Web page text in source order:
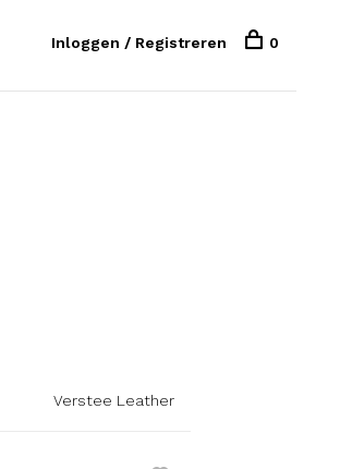
Inloggen / Registreren 0
Verstee Leather